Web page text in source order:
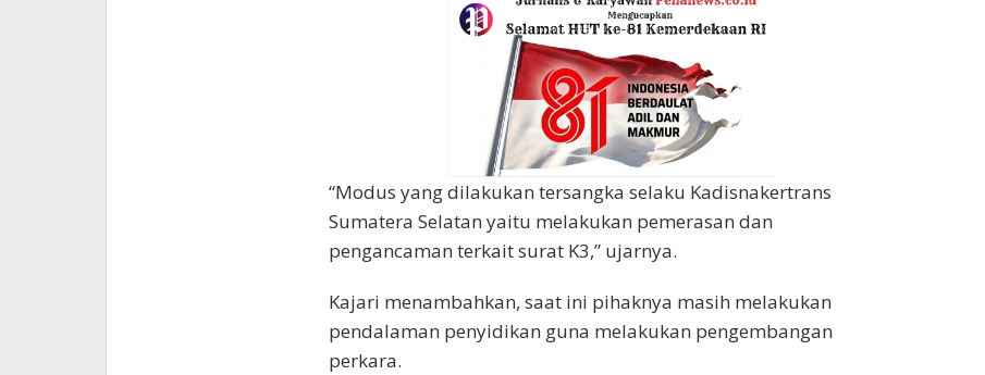
“Modus yang dilakukan tersangka selaku Kadisnakertrans
Sumatera Selatan yaitu melakukan pemerasan dan
pengancaman terkait surat K3,” ujarnya.
Kajari menambahkan, saat ini pihaknya masih melakukan
pendalaman penyidikan guna melakukan pengembangan
perkara.